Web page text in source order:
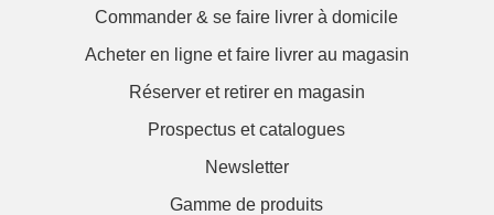
Commander & se faire livrer à domicile
Acheter en ligne et faire livrer au magasin
Réserver et retirer en magasin
Prospectus et catalogues
Newsletter
Gamme de produits